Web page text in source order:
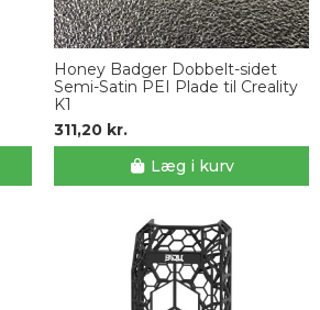
Honey Badger Dobbelt-sidet
Semi-Satin PEI Plade til Creality
K1
311,20 kr.
Læg i kurv